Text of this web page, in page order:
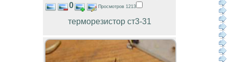
0 Просмотров 1213
терморезистор ст3-31